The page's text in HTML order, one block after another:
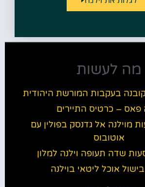
מה לעשות
בעקבות המורשת היהודית
פאס – כרטיס התיירים
מוילנה אל גדנסק בפולין עם
אוטובוס
שדה תעופה וילנה למלון
אוכל ליטאי בוילנה